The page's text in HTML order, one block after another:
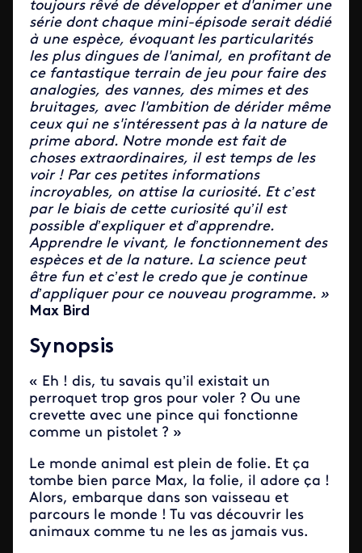
toujours rêvé de développer et d'animer une
série dont chaque mini-épisode serait dédié
à une espèce, évoquant les particularités
les plus dingues de l'animal, en profitant de
ce fantastique terrain de jeu pour faire des
analogies, des vannes, des mimes et des
bruitages, avec l'ambition de dérider même
ceux qui ne s'intéressent pas à la nature de
prime abord. Notre monde est fait de
choses extraordinaires, il est temps de les
voir ! Par ces petites informations
incroyables, on attise la curiosité. Et c’est
par le biais de cette curiosité qu’il est
possible d’expliquer et d’apprendre.
Apprendre le vivant, le fonctionnement des
espèces et de la nature. La science peut
être fun et c’est le credo que je continue
d’appliquer pour ce nouveau programme. »
Max Bird
Synopsis
« Eh ! dis, tu savais qu’il existait un
perroquet trop gros pour voler ? Ou une
crevette avec une pince qui fonctionne
comme un pistolet ? »
Le monde animal est plein de folie. Et ça
tombe bien parce Max, la folie, il adore ça !
Alors, embarque dans son vaisseau et
parcours le monde ! Tu vas découvrir les
animaux comme tu ne les as jamais vus.